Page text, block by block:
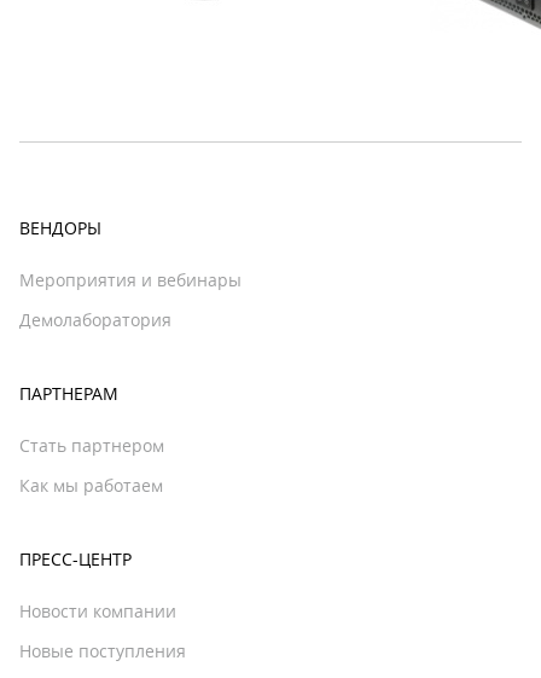
ВЕНДОРЫ
Мероприятия и вебинары
Демолаборатория
ПАРТНЕРАМ
Стать партнером
Как мы работаем
ПРЕСС-ЦЕНТР
Новости компании
Новые поступления